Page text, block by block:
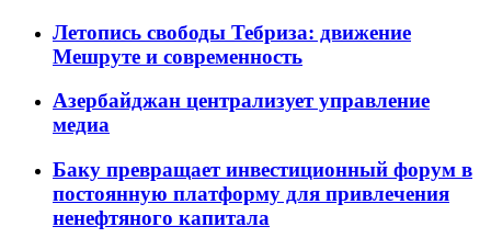
Летопись свободы Тебриза: движение
Мешруте и современность
Азербайджан централизует управление
медиа
Баку превращает инвестиционный форум в
постоянную платформу для привлечения
ненефтяного капитала